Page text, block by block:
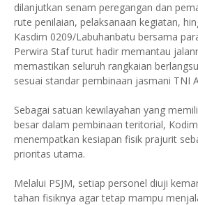
dilanjutkan senam peregangan dan
rute penilaian, pelaksanaan kegiatan,
Kasdim 0209/Labuhanbatu bersama
Perwira Staf turut hadir memantau
memastikan seluruh rangkaian
sesuai standar pembinaan jasmani TNI
Sebagai satuan kewilayahan yang
besar dalam pembinaan teritorial,
menempatkan kesiapan fisik prajurit
prioritas utama.
Melalui PSJM, setiap personel diuji
tahan fisiknya agar tetap mampu